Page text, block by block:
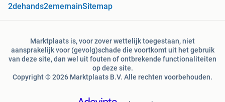
2dehands2ememainSitemap
Marktplaats is, voor zover wettelijk toegestaan, niet
aansprakelijk voor (gevolg)schade die voortkomt uit het gebruik
van deze site, dan wel uit fouten of ontbrekende functionaliteiten
op deze site.
Copyright © 2026 Marktplaats B.V. Alle rechten voorbehouden.